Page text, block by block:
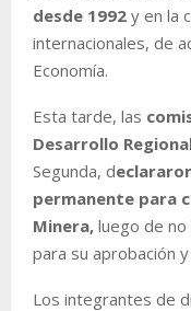
desde 1992 y en la
internacionales, de
Economía.
Esta tarde, las
Desarrollo
Segunda, d
permanente para
Minera, luego de
para su aprobación
Los integrantes de